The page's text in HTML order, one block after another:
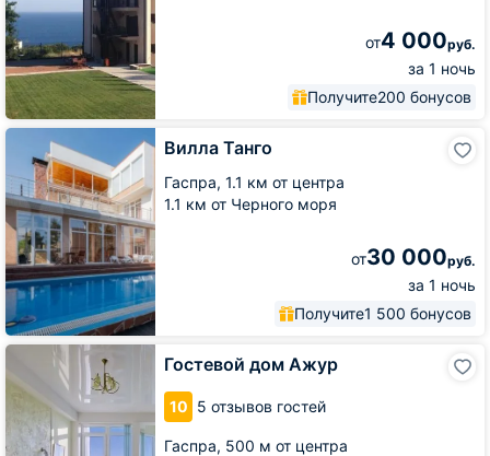
от4 000руб.
за 1 ночь
Получите200 бонусов
Вилла Танго
Гаспра, 1.1 км от центра
1.1 км от Черного моря
от30 000руб.
за 1 ночь
Получите1 500 бонусов
Вилла
Танго
Гостевой дом Ажур
10 5 отзывов гостей
Гаспра, 500 м от центра
Гостевой
Ажур